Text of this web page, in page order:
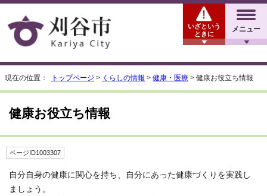
メニュー
いざという
ときに
現在の位置： トップページ > くらしの情報 > 健康・医療 > 健康お役立ち情報
健康お役立ち情報
ページID1003307
自分自身の健康に関心を持ち、自分にあった健康づくりを実践し
ましょう。